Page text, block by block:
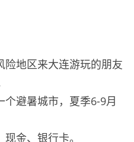
险地区来大连游玩的朋友
避暑城市，夏季6-9月
金、银行卡。